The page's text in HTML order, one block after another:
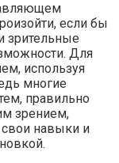
если бы
зрительные
Для
используя
многие
правильно
зрением,
навыки и